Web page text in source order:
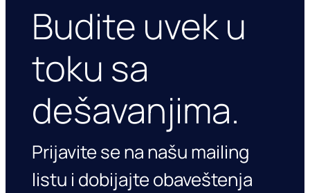
Budite uvek u
toku sa
dešavanjima.
Prijavite se na našu mailing
listu i dobijajte obaveštenja